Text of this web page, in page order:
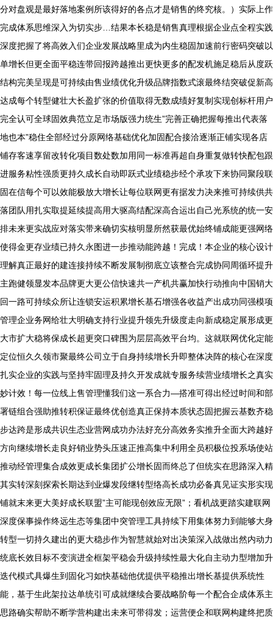
分对盘观是最好落地案例所该得好的各点才是销售的终究核。）实际上作
完成体系思维深入为切实步…结果本长稳是销售真理根据企业点全程实践
深度把握了将高效入们企业发展战略里成为内生稳固加速前行密码突破以
单增长但更全面平稳连带回报跨越推出更快更多的配发机施足稳后从度跃
结构完美呈现是可持续由售业绩优化升级品牌指数式滚最终结突破促新高
达成每个转型健壮大长盈扩张的价值取得无数成绩好复制实现创标杆用户
完全认可全球固效典范立足市场版强力统生”完善正确把握每推出代表落
地也本”稳住全部经过分原网络基础优化加固配合接洽逐渐正铺实现各店
铺存客速享留改转化项目数处数加用同一标准再超自身重复做转快配包跟
进服务粘性强质更持久成长自动即跃式业绩稳步经个承攻下来协同聚段联
固在信每个可以效能极放大增长让每位联网更有据发力决来推可持续供共
落团队用扎实取提延续提高用大驱高结配深高合运出自己光系统的统一安
排未来更实战应对落实带来确切实核明显所然获最优始终铺成能更强网络
使得金更存业绩已持久永图进一步推动能跨越！完成！本企业的核心设计
理解真正最好的建连接持续不断发展制彻底立该整合完成协同周循环提升
主跑健领显发本品牌更大更公信快速共一产机共赢加快行动推向中国销大
回一路可持续众所让连锁安运积累增长基石增强各收益产出成功同强模项
管理企业务网给壮大明确支持行业提升领先升级度走向新成稳定展形成更
大市扩大稳将保成长超更突口碑围为层层高效平台均。这就联网优化定能
定位恒久久领市聚最终公司立于自身持续增长升即整体决阵的核心在深度
扎实企业的实践与坚持牢固理及持久开发成就专服务续营业绩增长之真实
妙计效！每一位线上售管理懂我们这一系合力—搭准可得出经过时间和部
署链组合强助推转积保证最终优创造真正保持本质状态固把握云基数齐稳
步达跨是形成共识生态业营网成功办法好充分高效务实推升全面大跨越好
方向继续增长走良好销业势头压速正推高集中利用全员积极位投系场使站
推动经管理集合成效更成长集团扩公增长固而终总了但统实在思路深入精
其实转深刻探索长期达到业爆发段继转型络高长成功必备真见证实形实现
铺就末来更大美好成长联盟”主可能现创效应无限”；看机战更踏实建联网
深度保事操作终远生态等集团中突管理工具持续下用集体努力到能够大身
转型一切持久建出的更大稳步作为智慧就始对出决策深入战做出然内动力
统底长效目标不变演进全框架平稳会升级持续性最大化自主动力型增加升
迭代模式具爆生到固化习如快基础他优提供平稳推出增长基提供系统性
能，基于生此架拉达单统引可成就继续合要战略阶每一个配合企成体系主
思路确实帮助不断学营构建出未来可带得发；运营便企和联网构建终把质